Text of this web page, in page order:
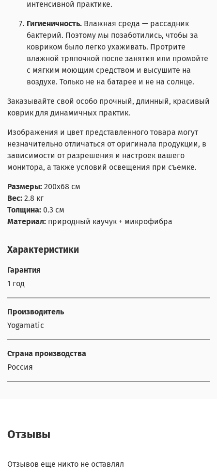
интенсивной практике.
Гигиеничность. Влажная среда — рассадник
бактерий. Поэтому мы позаботились, чтобы за
ковриком было легко ухаживать. Протрите
влажной тряпочкой после занятия или промойте
с мягким моющим средством и высушите на
воздухе. Только не на батарее и не на солнце.
Заказывайте свой особо прочный, длинный, красивый
коврик для динамичных практик.
Изображения и цвет представленного товара могут
незначительно отличаться от оригинала продукции, в
зависимости от разрешения и настроек вашего
монитора, а также условий освещения при съемке.
Размеры: 200x68 см
Вес: 2.8 кг
Толщина: 0.3 см
Материал: природный каучук + микрофибра
Характеристики
Гарантия
1 год
Производитель
Yogamatic
Страна производства
Россия
Отзывы
Отзывов еще никто не оставлял